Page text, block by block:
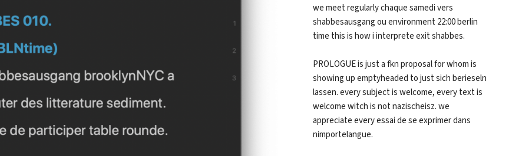
we meet regularly chaque samedi vers
shabbesausgang ou environment 22:00 berlin
time this is how i interprete exit shabbes.
PROLOGUE is just a fkn proposal for whom is
showing up emptyheaded to just sich berieseln
lassen. every subject is welcome, every text is
welcome witch is not nazischeisz. we
appreciate every essai de se exprimer dans
nimportelangue.